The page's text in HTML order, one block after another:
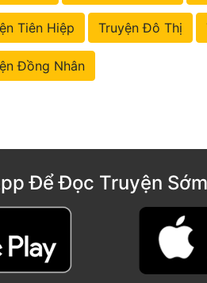
Tiên Hiệp Truyện Đô Thị
Đồng Nhân
Để Đọc Truyện